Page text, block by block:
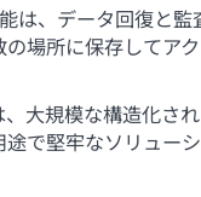
は、データ回復と
場所に保存してア
大規模な構造化さ
で堅牢なソリュー